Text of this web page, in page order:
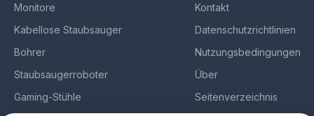
Monitore
Kabellose Staubsauger
Bohrer
Staubsaugerroboter
Gaming-Stühle
Kontakt
Datenschutzrichtlinien
Nutzungsbedingungen
Über
Seitenverzeichnis